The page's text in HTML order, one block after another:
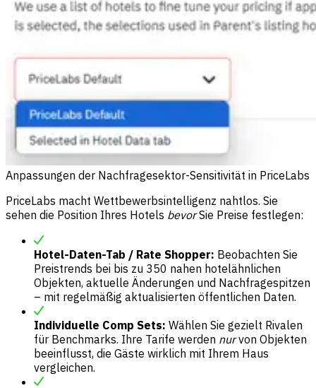
Anpassungen der Nachfragesektor-Sensitivität in PriceLabs
PriceLabs macht Wettbewerbsintelligenz nahtlos. Sie
sehen die Position Ihres Hotels bevorSie Preise festlegen:
Hotel-Daten-Tab / Rate Shopper: Beobachten Sie
Preistrends bei bis zu 350 nahen hotelähnlichen
Objekten, aktuelle Änderungen und Nachfragespitzen
– mit regelmäßig aktualisierten öffentlichen Daten.
Individuelle Comp Sets: Wählen Sie gezielt Rivalen
für Benchmarks. Ihre Tarife werden nurvon Objekten
beeinflusst, die Gäste wirklich mit Ihrem Haus
vergleichen.